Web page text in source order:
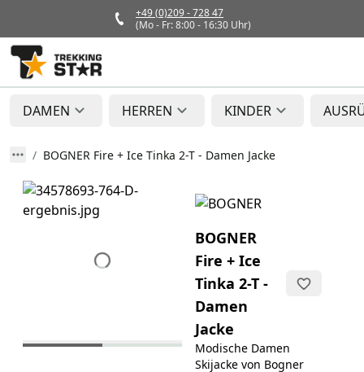
+49 (0)209 - 728 47
(Mo - Fr: 8:00 - 16:30 Uhr)
DAMEN HERREN KINDER
BOGNER Fire + Ice Tinka 2-T - Damen Jacke
BOGNER
Fire + Ice
Tinka 2-T -
Damen
Jacke
Modische Damen
Skijacke von Bogner